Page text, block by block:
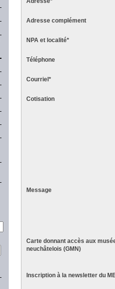
Adresse complément
NPA et localité*
Téléphone
Courriel *
Cotisation
Message
Carte donnant accès aux
neuchâtelois (GMN)
Inscription à la newsletter du